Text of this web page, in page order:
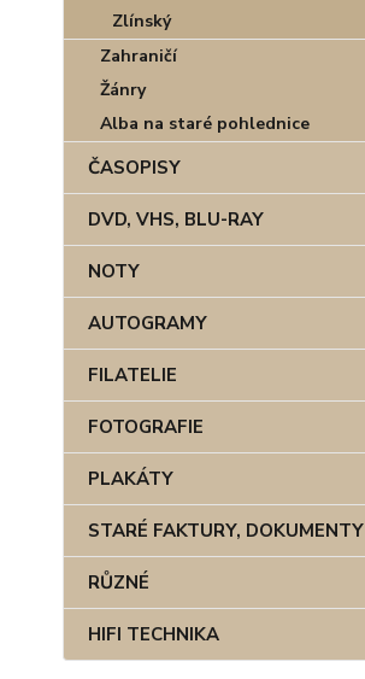
Zlínský
Zahraničí
Žánry
Alba na staré pohlednice
ČASOPISY
DVD, VHS, BLU-RAY
NOTY
AUTOGRAMY
FILATELIE
FOTOGRAFIE
PLAKÁTY
STARÉ FAKTURY, DOKUMENTY
RŮZNÉ
HIFI TECHNIKA